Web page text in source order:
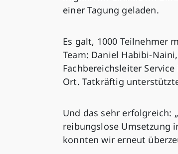
einer Tagung geladen.
Es galt, 1000 Teilnehmer
Team: Daniel Habibi-
Fachbereichsleiter
Ort. Tatkräftig
Und das sehr erfolgreich:
reibungslose Umsetzung
konnten wir erneut